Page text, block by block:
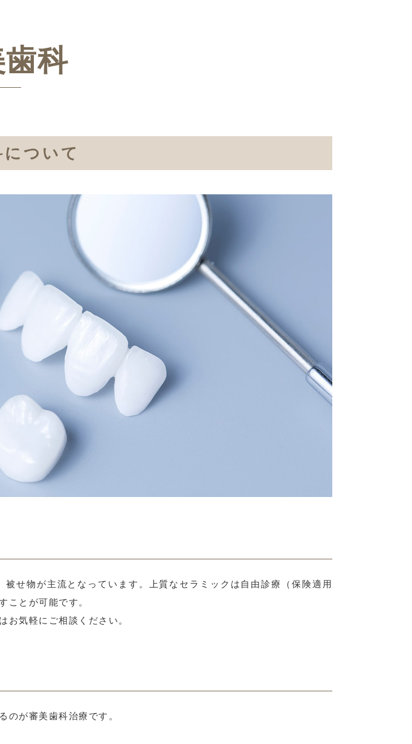
科
ついて
せ物が主流となっています。上質なセラミックは自由診療（保険適用
ことが可能です。
お気軽にご相談ください。
のが審美歯科治療です。